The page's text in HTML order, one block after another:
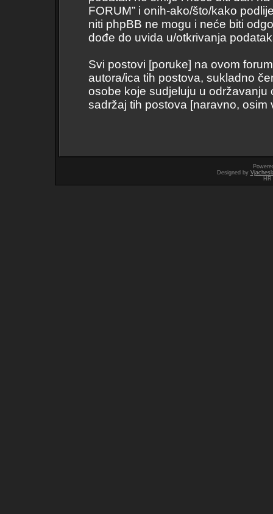
FORUM” i onih-ako/što/kako
niti phpBB ne mogu i neće biti
dođe do uvida u/otkrivanja
Svi postovi [poruke] na ovom
autora/ica tih postova, sukladno
osobe koje sudjeluju u
sadržaj tih postova [naravno, osim
Designed by